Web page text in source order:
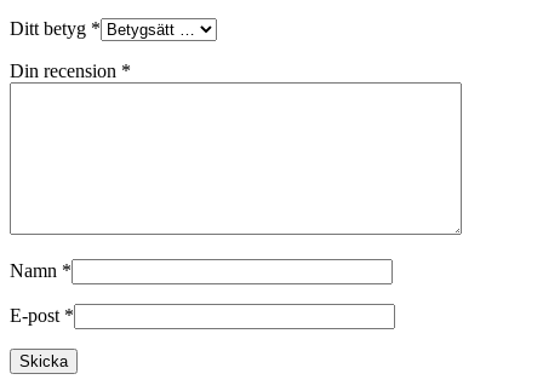
Ditt betyg *
Din recension *
Namn *
E-post *